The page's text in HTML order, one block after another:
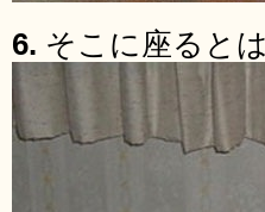
6. そこに座ると